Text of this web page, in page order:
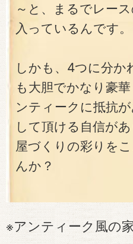
～と、まるでレー
入っているんです。
しかも、4つに分か
も大胆でかなり豪
ンティークに抵抗
して頂ける自信が
屋づくりの彩りを
んか？
※アンティーク風の家